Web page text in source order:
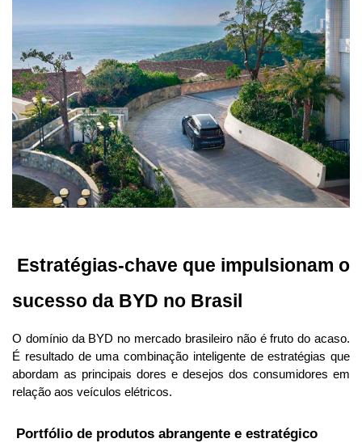
Estratégias-chave que impulsionam o
sucesso da BYD no Brasil
O domínio da BYD no mercado brasileiro não é fruto do acaso.
É resultado de uma combinação inteligente de estratégias que
abordam as principais dores e desejos dos consumidores em
relação aos veículos elétricos.
Portfólio de produtos abrangente e estratégico